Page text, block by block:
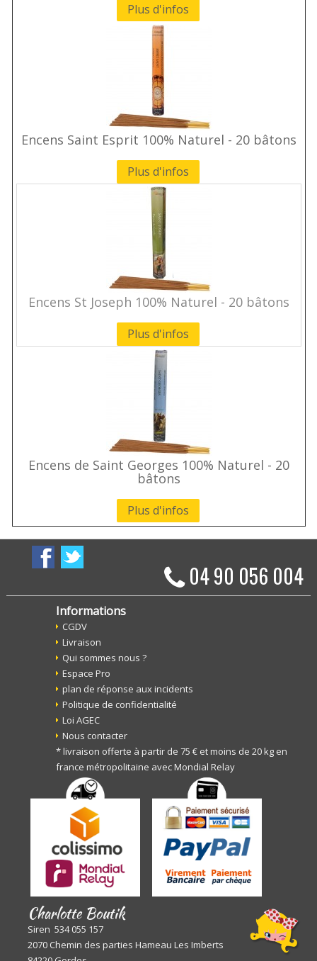
Plus d'infos
Encens Saint Esprit 100% Naturel - 20 bâtons
Plus d'infos
Encens St Joseph 100% Naturel - 20 bâtons
Plus d'infos
Encens de Saint Georges 100% Naturel - 20
bâtons
Plus d'infos
04 90 056 004
Informations
CGDV
Livraison
Qui sommes nous ?
Espace Pro
plan de réponse aux incidents
Politique de confidentialité
Loi AGEC
Nous contacter
* livraison offerte à partir de 75 € et moins de 20 kg en
france métropolitaine avec Mondial Relay
Charlotte Boutik
Siren 534 055 157
2070 Chemin des parties Hameau Les Imberts